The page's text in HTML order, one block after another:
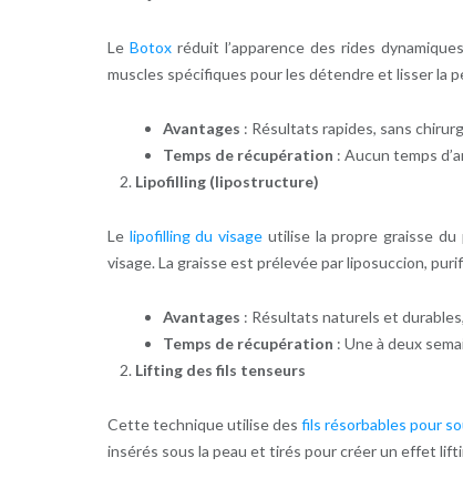
Le Botoxréduit l’apparence des rides
muscles spécifiques pour les détendre et lisser la
Avantages : Résultats rapides, sans
Temps de récupération : Aucun temps
Lipofilling (lipostructure)
Le lipofilling du visage utilise la propre graisse
visage. La graisse est prélevée par liposuccion,
Avantages : Résultats naturels et
Temps de récupération : Une à deux
Lifting des fils tenseurs
Cette technique utilise desfils résorbables pour
insérés sous la peau et tirés pour créer un effet